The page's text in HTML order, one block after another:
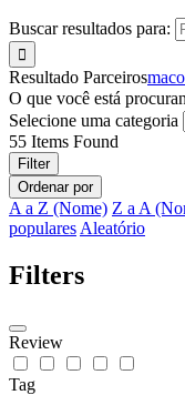
Buscar resultados para:
Resultado Parceiros
O que você está
Selecione uma categoria
55 Items Found
Filter
Ordenar por
A a Z (Nome) Z a A
populares Aleatório
Filters
Review
Tag